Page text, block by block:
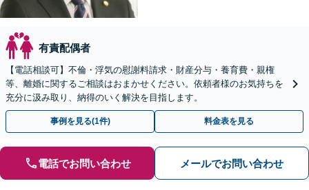
有責配偶者
【電話相談可】不倫・浮気の慰謝料請求・財産分与・養育費・親権
等、離婚に関するご相談はおまかせください。依頼者様のお気持ちを
充分に汲み取り、納得のいく解決を目指します。
事例を見る(1件) 料金表を見る
電話でお問い合わせ メールでお問い合わせ